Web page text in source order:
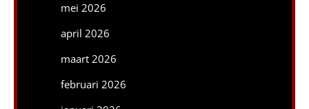
mei 2026
april 2026
maart 2026
februari 2026